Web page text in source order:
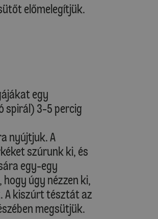
előmelegítjük.
egy
spirál) 3-5 percig
nyújtjuk. A
szúrunk ki, és
egy-egy
úgy nézzen ki,
A kiszúrt tésztát az
megsütjük.